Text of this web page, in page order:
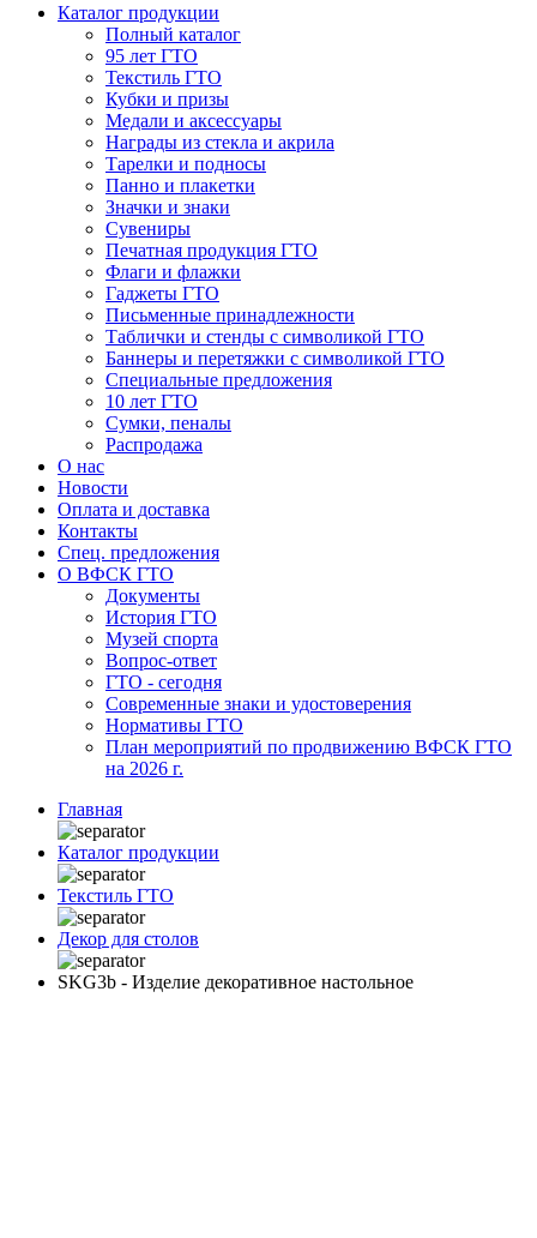
Каталог продукции
Полный каталог
95 лет ГТО
Текстиль ГТО
Кубки и призы
Медали и аксессуары
Награды из стекла и акрила
Тарелки и подносы
Панно и плакетки
Значки и знаки
Сувениры
Печатная продукция ГТО
Флаги и флажки
Гаджеты ГТО
Письменные принадлежности
Таблички и стенды с символикой ГТО
Баннеры и перетяжки с символикой ГТО
Специальные предложения
10 лет ГТО
Сумки, пеналы
Распродажа
О нас
Новости
Оплата и доставка
Контакты
Спец. предложения
О ВФСК ГТО
Документы
История ГТО
Музей спорта
Вопрос-ответ
ГТО - сегодня
Современные знаки и удостоверения
Нормативы ГТО
План мероприятий по продвижению ВФСК ГТО
на 2026 г.
Главная
Каталог продукции
Текстиль ГТО
Декор для столов
SKG3b - Изделие декоративное настольное